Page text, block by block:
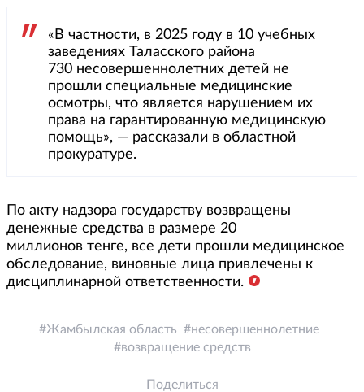
«В частности, в 2025 году в 10 учебных
заведениях Таласского района
730 несовершеннолетних детей не
прошли специальные медицинские
осмотры, что является нарушением их
права на гарантированную медицинскую
помощь», — рассказали в областной
прокуратуре.
По акту надзора государству возвращены
денежные средства в размере 20
миллионов тенге, все дети прошли медицинское
обследование, виновные лица привлечены к
дисциплинарной ответственности.
Жамбылская область
несовершеннолетние
возвращение средств
Поделиться